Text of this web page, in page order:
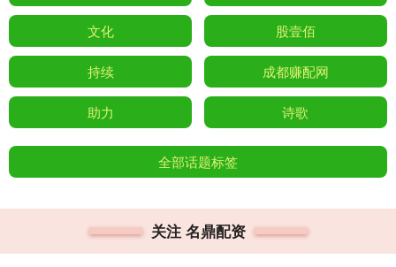
文化 股壹佰
持续 成都赚配网
助力 诗歌
全部话题标签
关注 名鼎配资